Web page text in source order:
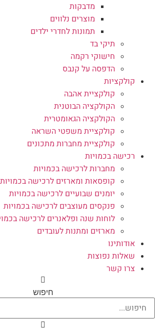
מדבקות
מוצרים נלווים
תמונות לחדרי ילדים
תיקי בד
חישוקי רקמה
הדפסה על קנבס
קולקציות
קולקציית אהבה
הקולקציה הבוטנית
הקולקציה הגאומטרית
קולקציית משפטי השראה
קולקציית מחברות מתכונים
רכישה בכמויות
מחברות לרכישה בכמויות
קופסאות ומארזים לרכישה בכמויות
יומנים שבועיים לרכישה בכמויות
פנקסים מעוצבים לרכישה בכמויות
לוחות שנה ופלאנרים לרכישה
מארזים ומתנות לעובדים
אודותינו
שאלות נפוצות
צרו קשר
חיפוש